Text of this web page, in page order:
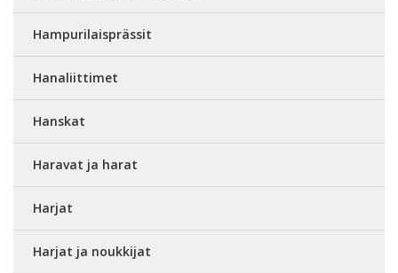
Hampurilaisprässit
Hanaliittimet
Hanskat
Haravat ja harat
Harjat
Harjat ja noukkijat